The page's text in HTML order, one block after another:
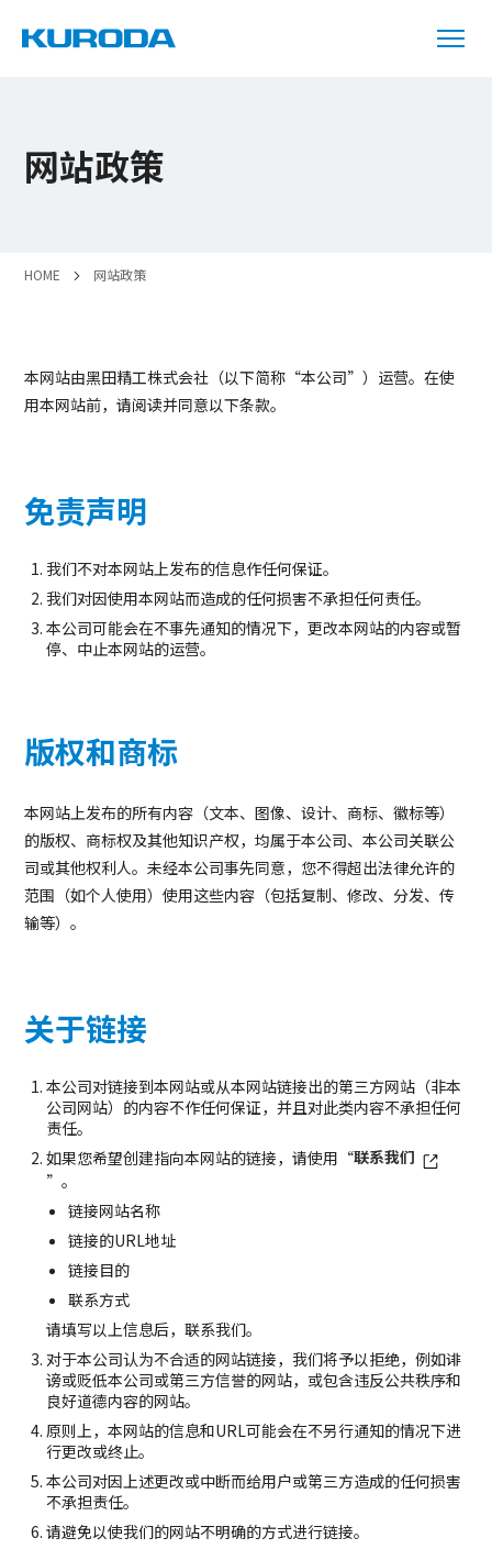
网站政策
HOME 网站政策
本网站由黑田精工株式会社（以下简称“本公司”）运营。在使
用本网站前，请阅读并同意以下条款。
免责声明
我们不对本网站上发布的信息作任何保证。
我们对因使用本网站而造成的任何损害不承担任何责任。
本公司可能会在不事先通知的情况下，更改本网站的内容或暂
停、中止本网站的运营。
版权和商标
本网站上发布的所有内容（文本、图像、设计、商标、徽标等）
的版权、商标权及其他知识产权，均属于本公司、本公司关联公
司或其他权利人。未经本公司事先同意，您不得超出法律允许的
范围（如个人使用）使用这些内容（包括复制、修改、分发、传
输等）。
关于链接
本公司对链接到本网站或从本网站链接出的第三方网站（非本
公司网站）的内容不作任何保证，并且对此类内容不承担任何
责任。
如果您希望创建指向本网站的链接，请使用“联系我们
”。
链接网站名称
链接的URL地址
链接目的
联系方式
请填写以上信息后，联系我们。
对于本公司认为不合适的网站链接，我们将予以拒绝，例如诽
谤或贬低本公司或第三方信誉的网站，或包含违反公共秩序和
良好道德内容​​的网站。
原则上，本网站的信息和URL可能会在不另行通知的情况下进
行更改或终止。
本公司对因上述更改或中断而给用户或第三方造成的任何损害
不承担责任。
请避免以使我们的网站不明确的方式进行链接。